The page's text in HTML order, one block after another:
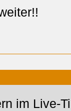
im Live-